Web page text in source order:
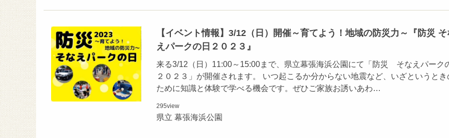
【イベント情報】3/12（日）開催～育てよう！地域の防災力～『防災 そ
えパークの日２０２３』
来る3/12（日）11:00～15:00まで、県立幕張海浜公園にて「防災 そなえパーク
２０２３」が開催されます。 いつ起こるか分からない地震など、いざというとき
ために知識と体験で学べる機会です。ぜひご家族お誘いあわ…
295view
県立 幕張海浜公園